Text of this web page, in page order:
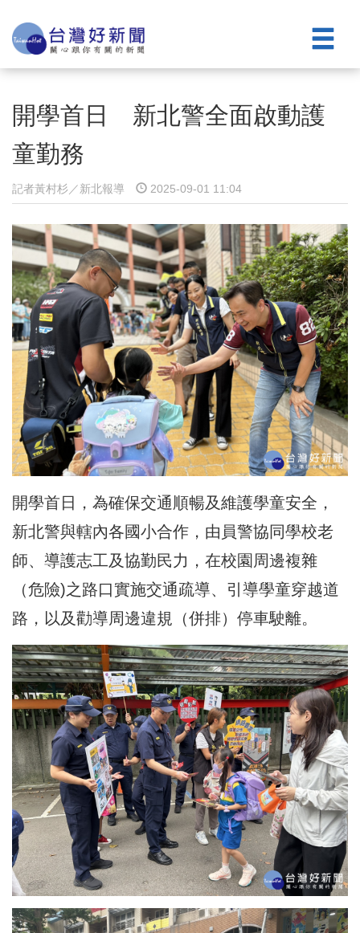
開學首日 新北警全面啟動護
童勤務
記者黃村杉／新北報導 2025-09-01 11:04
開學首日，為確保交通順暢及維護學童安全，
新北警與轄內各國小合作，由員警協同學校老
師、導護志工及協勤民力，在校園周邊複雜
（危險)之路口實施交通疏導、引導學童穿越道
路，以及勸導周邊違規（併排）停車駛離。